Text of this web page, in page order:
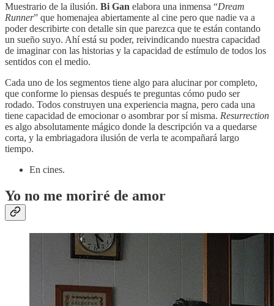
Muestrario de la ilusión. Bi Gan elabora una inmensa “Dream
Runner” que homenajea abiertamente al cine pero que nadie va a
poder describirte con detalle sin que parezca que te están contando
un sueño suyo. Ahí está su poder, reivindicando nuestra capacidad
de imaginar con las historias y la capacidad de estímulo de todos los
sentidos con el medio.
Cada uno de los segmentos tiene algo para alucinar por completo,
que conforme lo piensas después te preguntas cómo pudo ser
rodado. Todos construyen una experiencia magna, pero cada una
tiene capacidad de emocionar o asombrar por sí misma. Resurrection
es algo absolutamente mágico donde la descripción va a quedarse
corta, y la embriagadora ilusión de verla te acompañará largo
tiempo.
En cines.
Yo no me moriré de amor